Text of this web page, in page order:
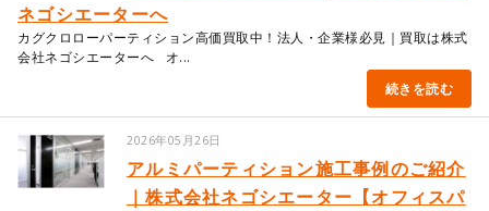
ネゴシエーターへ
カグクロローパーティション高価買取中！法人・企業様必見｜買取は株式
会社ネゴシエーターへ オ...
続きを読む
2026年05月26日
アルミパーティション施工事例のご紹介
｜株式会社ネゴシエーター【オフィスパ